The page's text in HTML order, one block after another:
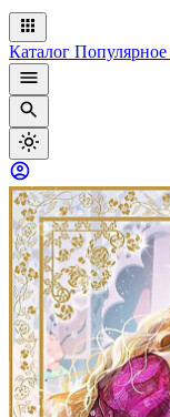
Каталог Популярное